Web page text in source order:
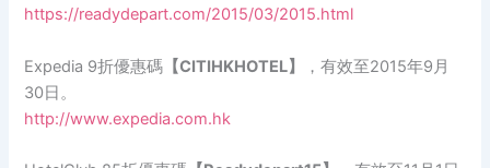
https://readydepart.com/2015/03/2015.html
Expedia 9折優惠碼 【CITIHKHOTEL】
，有效至2015年9月
30日。
http://www.expedia.com.hk